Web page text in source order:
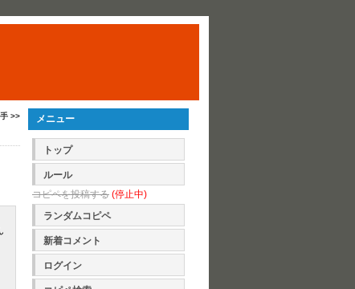
>> メニュー
トップ
ルール
コピペを投稿する (停止中)
ランダムコピペ
新着コメント
ログイン